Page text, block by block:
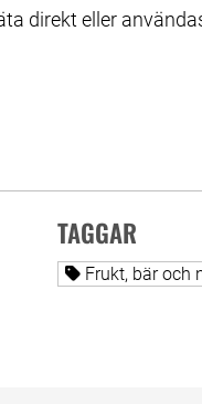
direkt eller
på Linked In
TAGGAR
Alla sidor
Frukt, bär och